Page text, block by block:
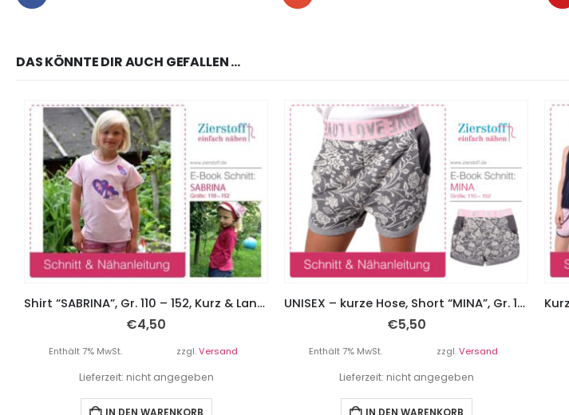
DAS KÖNNTE DIR AUCH GEFALLEN …
Shirt “SABRINA”, Gr. 110 – 152, Kurz & Langarm
€4,50
Enthält 7% MwSt. zzgl.Versand
Lieferzeit: nicht angegeben
IN DEN WARENKORB
UNISEX – kurze Hose, Short “MINA”, Gr. 110 – 152
€5,50
Enthält 7% MwSt. zzgl.Versand
Lieferzeit: nicht angegeben
IN DEN WARENKORB